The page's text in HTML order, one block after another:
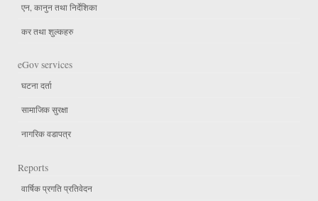
एन, कानुन तथा निर्देशिका
कर तथा शुल्कहरु
eGov services
घटना दर्ता
सामाजिक सुरक्षा
नागरिक वडापत्र
Reports
वार्षिक प्रगति प्रतिवेदन